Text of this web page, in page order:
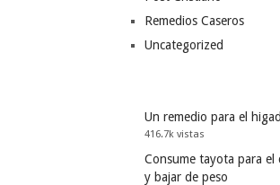
Remedios Caseros
Uncategorized
Un remedio para el
416.7k vistas
Consume tayota para el
y bajar de peso